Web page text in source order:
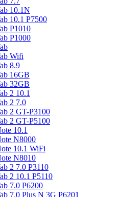
10.1N
10.1 P7500
P1010
P1000
Wifi
8.9
16GB
32GB
2 10.1
2 7.0
2 GT-P3100
2 GT-P5100
10.1
N8000
10.1 WiFi
N8010
2 7.0 P3110
2 10.1 P5110
7.0 P6200
7.0 Plus N 3G P6201